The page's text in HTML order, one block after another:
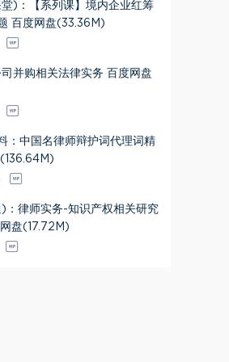
)：【系列课】境内企业红筹
百度网盘(33.36M)
并购相关法律实务 百度网盘
：中国名律师辩护词代理词精
：律师实务-知识产权相关研究
盘(17.72M)